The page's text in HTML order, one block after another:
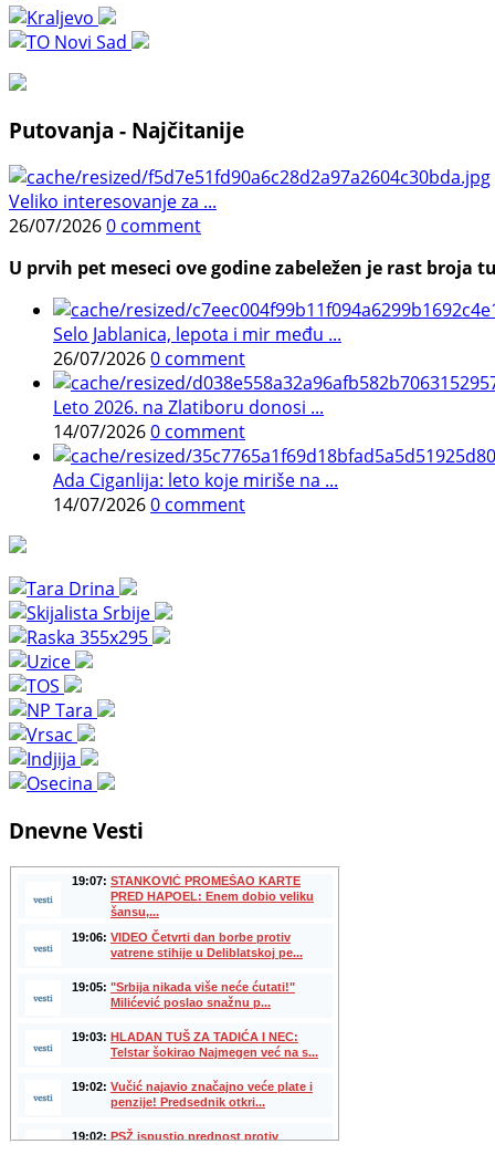
Putovanja - Najčitanije
Veliko interesovanje za ...
26/07/20260 comment
U prvih pet meseci ove godine zabeležen je rast
Selo Jablanica, lepota i mir među ...
26/07/20260 comment
Leto 2026. na Zlatiboru donosi ...
14/07/20260 comment
Ada Ciganlija: leto koje miriše na ...
14/07/20260 comment
Dnevne Vesti